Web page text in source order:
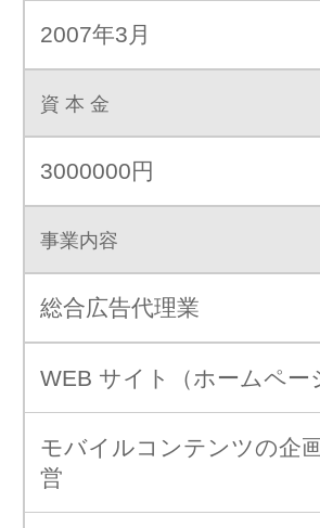
WEB システムの構築
インターネット広告の取扱い
会社案内・カタログなど各種印刷物の
企画・デザイン・印刷
販売促進、各種イベントのプロデュー
ス(企画・立案・運営)
セールスプロモーションの企画・立
プロモーションビデオ・ＤＶＤ制作(企
画・撮影・編集・プレス)
テレビ、ラジオ、新聞、雑誌、屋外広